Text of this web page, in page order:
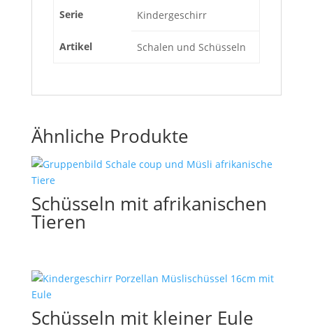
Serie Kindergeschirr
Artikel Schalen und Schüsseln
Ähnliche Produkte
Schüsseln mit afrikanischen
Tieren
Schüsseln mit kleiner Eule